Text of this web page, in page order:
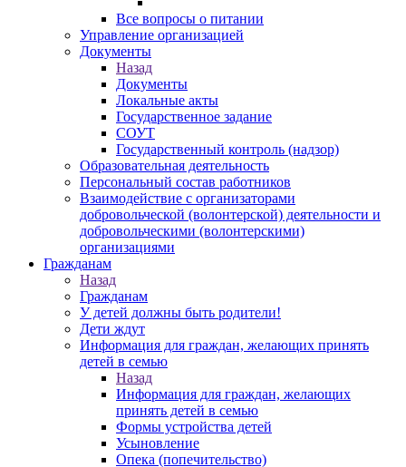
Все вопросы о питании
Управление организацией
Документы
Назад
Документы
Локальные акты
Государственное задание
СОУТ
Государственный контроль (надзор)
Образовательная деятельность
Персональный состав работников
Взаимодействие с организаторами
добровольческой (волонтерской) деятельности и
добровольческими (волонтерскими)
организациями
Гражданам
Назад
Гражданам
У детей должны быть родители!
Дети ждут
Информация для граждан, желающих принять
детей в семью
Назад
Информация для граждан, желающих
принять детей в семью
Формы устройства детей
Усыновление
Опека (попечительство)